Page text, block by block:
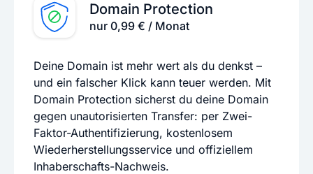
Domain Protection
nur 0,99 € / Monat
Deine Domain ist mehr wert als du denkst –
und ein falscher Klick kann teuer werden. Mit
Domain Protection sicherst du deine Domain
gegen unautorisierten Transfer: per Zwei-
Faktor-Authentifizierung, kostenlosem
Wiederherstellungsservice und offiziellem
Inhaberschafts-Nachweis.